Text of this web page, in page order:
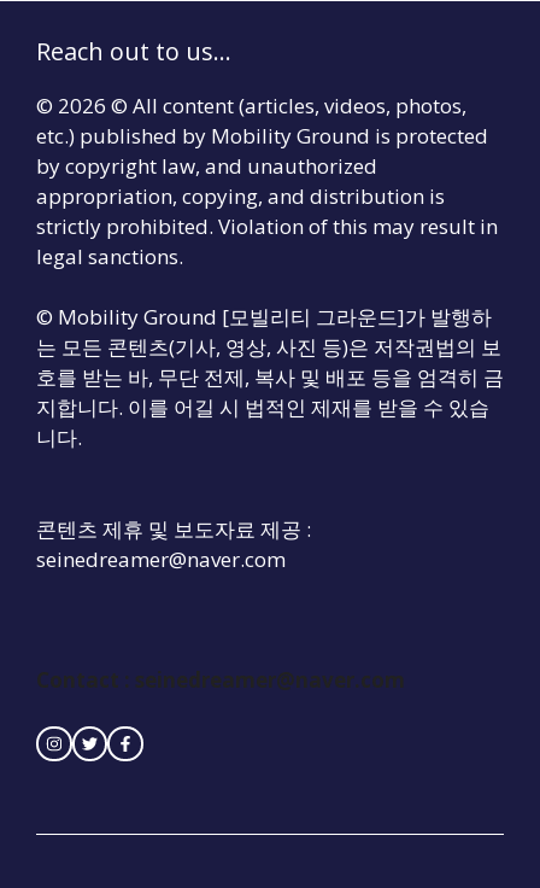
Reach out to us...
© 2026 © All content (articles, videos, photos,
etc.) published by Mobility Ground is protected
by copyright law, and unauthorized
appropriation, copying, and distribution is
strictly prohibited. Violation of this may result in
legal sanctions.
© Mobility Ground [모빌리티 그라운드]가 발행하
는 모든 콘텐츠(기사, 영상, 사진 등)은 저작권법의 보
호를 받는 바, 무단 전제, 복사 및 배포 등을 엄격히 금
지합니다. 이를 어길 시 법적인 제재를 받을 수 있습
니다.
콘텐츠 제휴 및 보도자료 제공 :
seinedreamer@naver.com
Contact : seinedreamer@naver.com